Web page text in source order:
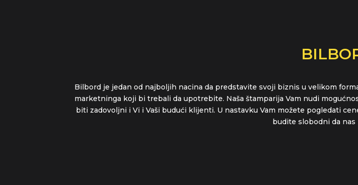
Bilbord je jedan od najboljih nacina da predstavite svoji biznis u velikom
marketninga koji bi trebali da upotrebite. Naša štamparija Vam nudi
biti zadovoljni i Vi i Vaši budući klijenti. U nastavku Vam možete pogledati
budite slobodni da